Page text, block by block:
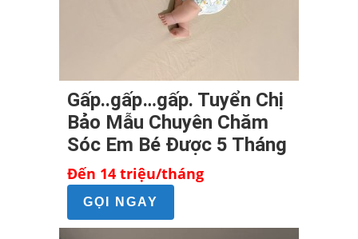
Gấp..gấp…gấp. Tuyển Chị
Bảo Mẫu Chuyên Chăm
Sóc Em Bé Được 5 Tháng
Đến 14 triệu/tháng
GỌI NGAY